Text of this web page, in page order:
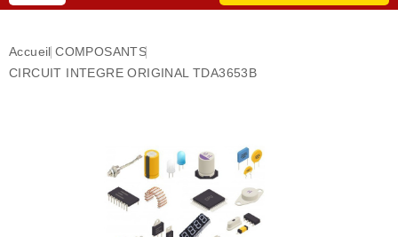
Accueil COMPOSANTS
CIRCUIT INTEGRE ORIGINAL TDA3653B